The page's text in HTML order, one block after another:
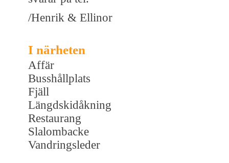
/Henrik & Ellinor
I närheten
Affär
Busshållplats
Fjäll
Längdskidåkning
Restaurang
Slalombacke
Vandringsleder